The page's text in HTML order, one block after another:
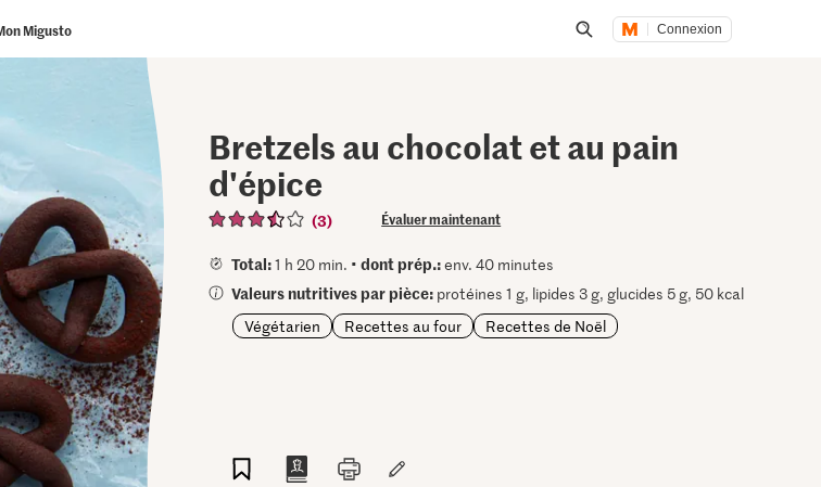
Migusto Connexion
Bretzels au chocolat et au pain
d'épice
(3) Évaluer maintenant
Total:1 h 20 min. •dont prép.:env. 40 minutes
Valeurs nutritives par pièce: protéines 1 g, lipides 3 g, glucides 5 g, 50 kcal
Végétarien
Recettes au four Recettes de Noël